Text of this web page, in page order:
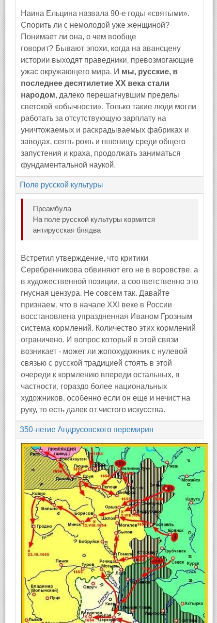
Наина Ельцина назвала 90-е годы «святыми».
Спорить ли с немолодой уже женщиной?
Понимает ли она, о чем вообще
говорит? Бывают эпохи, когда на авансцену
истории выходят праведники, превозмогающие
ужас окружающего мира. И мы, русские, в
последнее десятилетие XX века стали
народом, далеко перешагнувшим пределы
светской «обычности». Только такие люди могли
работать за отсутствующую зарплату на
уничтожаемых и раскрадываемых фабриках и
заводах, сеять рожь и пшеницу среди общего
запустения и краха, продолжать заниматься
фундаментальной наукой.
Поле русской культуры
Преамбула
На поле русской культуры кормится
антирусская блядва
Встретил утверждение, что критики
Серебренникова обвиняют его не в воровстве, а
в художественной позиции, а соответственно это
гнусная цензура. Не совсем так. Давайте
признаем, что в начале XXI веке в России
восстановлена упраздненная Иваном Грозным
система кормлений. Количество этих кормлений
ограничено. И вопрос который в этой связи
возникает - может ли жопохудожник с нулевой
связью с русской традицией стоять в этой
очереди к кормлению впереди остальных, в
частности, гораздо более национальных
художников, особенно если он еще и нечист на
руку, то есть далек от чистого искусства.
350-летие Андрусовского перемирия